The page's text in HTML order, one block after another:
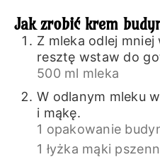
Jak zrobić krem
Z mleka odlej mniej
resztę wstaw do
500 ml mleka
W odlanym mleku
i mąkę.
1 opakowanie
1 łyżka mąki